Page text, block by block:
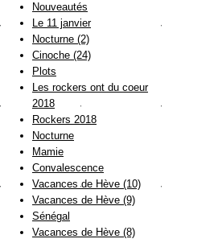
Nouveautés
Le 11 janvier
Nocturne (2)
Cinoche (24)
Plots
Les rockers ont du coeur
2018
Rockers 2018
Nocturne
Mamie
Convalescence
Vacances de Hève (10)
Vacances de Hève (9)
Sénégal
Vacances de Hève (8)